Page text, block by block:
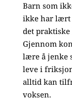
Barn som
ikke har lært
det
Gjennom
lære å jenke
leve i
alltid kan
voksen.